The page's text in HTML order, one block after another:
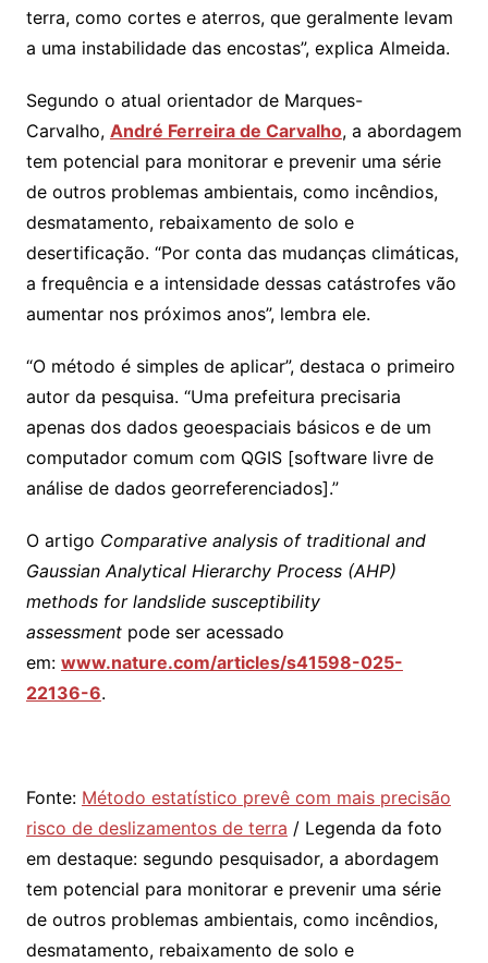
terra, como cortes e aterros, que geralmente levam
a uma instabilidade das encostas”, explica Almeida.
Segundo o atual orientador de Marques-
Carvalho, André Ferreira de Carvalho, a abordagem
tem potencial para monitorar e prevenir uma série
de outros problemas ambientais, como incêndios,
desmatamento, rebaixamento de solo e
desertificação. “Por conta das mudanças climáticas,
a frequência e a intensidade dessas catástrofes vão
aumentar nos próximos anos”, lembra ele.
“O método é simples de aplicar”, destaca o primeiro
autor da pesquisa. “Uma prefeitura precisaria
apenas dos dados geoespaciais básicos e de um
computador comum com QGIS [software livre de
análise de dados georreferenciados].”
O artigo Comparative analysis of traditional and
Gaussian Analytical Hierarchy Process (AHP)
methods for landslide susceptibility
assessmentpode ser acessado
em: www.nature.com/articles/s41598-025-
22136-6.
Fonte: Método estatístico prevê com mais precisão
risco de deslizamentos de terra / Legenda da foto
em destaque: segundo pesquisador, a abordagem
tem potencial para monitorar e prevenir uma série
de outros problemas ambientais, como incêndios,
desmatamento, rebaixamento de solo e